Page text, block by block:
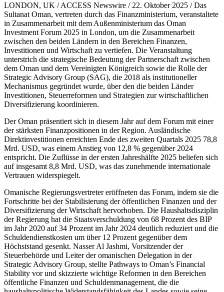
LONDON, UK / ACCESS Newswire / 22. Oktober 2025 / Das
Sultanat Oman, vertreten durch das Finanzministerium, veranstaltete
in Zusammenarbeit mit dem Außenministerium das Oman
Investment Forum 2025 in London, um die Zusammenarbeit
zwischen den beiden Ländern in den Bereichen Finanzen,
Investitionen und Wirtschaft zu vertiefen. Die Veranstaltung
unterstrich die strategische Bedeutung der Partnerschaft zwischen
dem Oman und dem Vereinigten Königreich sowie die Rolle der
Strategic Advisory Group (SAG), die 2018 als institutioneller
Mechanismus gegründet wurde, über den die beiden Länder
Investitionen, Steuerreformen und Strategien zur wirtschaftlichen
Diversifizierung koordinieren.
Der Oman präsentiert sich in diesem Jahr auf dem Forum mit einer
der stärksten Finanzpositionen in der Region. Ausländische
Direktinvestitionen erreichten Ende des zweiten Quartals 2025 78,8
Mrd. USD, was einem Anstieg von 12,8 % gegenüber 2024
entspricht. Die Zuflüsse in der ersten Jahreshälfte 2025 beliefen sich
auf insgesamt 8,8 Mrd. USD, was das zunehmende internationale
Vertrauen widerspiegelt.
Omanische Regierungsvertreter eröffneten das Forum, indem sie die
Fortschritte bei der Stabilisierung der öffentlichen Finanzen und der
Diversifizierung der Wirtschaft hervorhoben. Die Haushaltsdisziplin
der Regierung hat die Staatsverschuldung von 68 Prozent des BIP
im Jahr 2020 auf 34 Prozent im Jahr 2024 deutlich reduziert und die
Schuldendienstkosten um über 12 Prozent gegenüber dem
Höchststand gesenkt. Nasser Al Jashmi, Vorsitzender der
Steuerbehörde und Leiter der omanischen Delegation in der
Strategic Advisory Group, stellte Pathways to Oman’s Financial
Stability vor und skizzierte wichtige Reformen in den Bereichen
öffentliche Finanzen und Schuldenmanagement, die die